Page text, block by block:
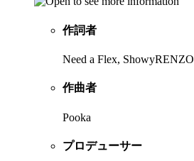
作詞者
Need a Flex, ShowyRENZO
作曲者
Pooka
プロデューサー